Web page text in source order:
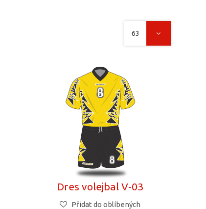
63
Dres volejbal V-03
Přidat do oblíbených